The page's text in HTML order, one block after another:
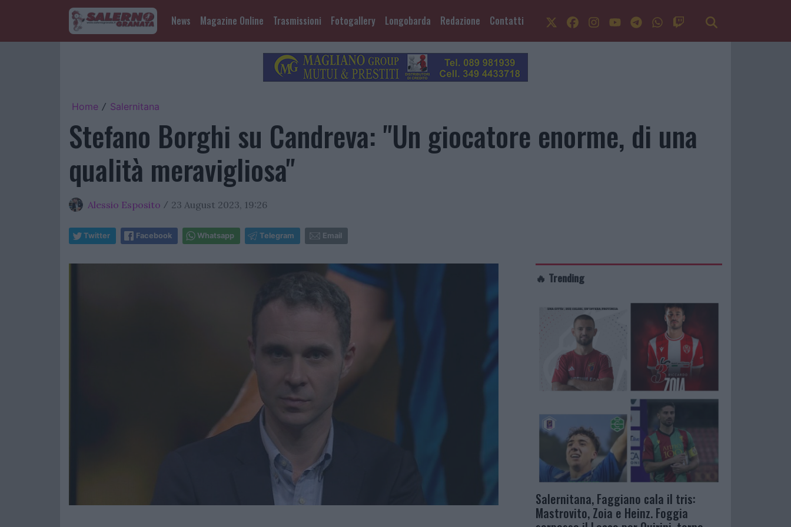
News Magazine Online Trasmissioni Fotogallery Longobarda Redazione Contatti
Home / Salernitana
Stefano Borghi su Candreva: "Un giocatore enorme, di una
qualità meravigliosa"
Alessio Esposito / 23 August 2023, 19:26
Twitter Facebook Whatsapp Telegram Email
🔥 Trending
Salernitana, Faggiano cala il tris:
Mastrovito, Zoia e Heinz. Foggia